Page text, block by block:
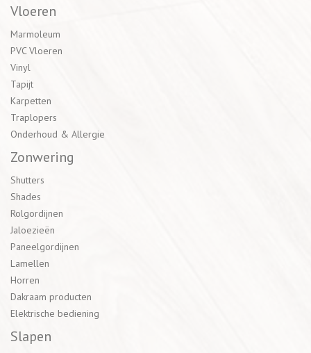
Vloeren
Marmoleum
PVC Vloeren
Vinyl
Tapijt
Karpetten
Traplopers
Onderhoud & Allergie
Zonwering
Shutters
Shades
Rolgordijnen
Jaloezieën
Paneelgordijnen
Lamellen
Horren
Dakraam producten
Elektrische bediening
Slapen